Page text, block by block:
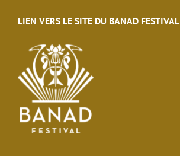
LIEN VERS LE SITE DU BANAD FESTIVAL